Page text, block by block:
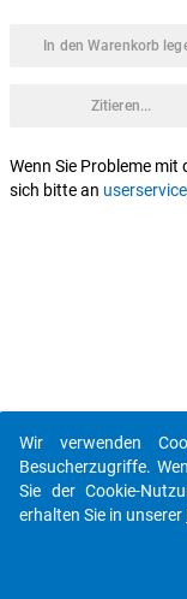
In den Warenkorb
Zitieren...
Wenn Sie Probleme mit
sich bitte an
Wir verwenden
Besucherzugriffe.
Sie der Cookie-
erhalten Sie in unserer